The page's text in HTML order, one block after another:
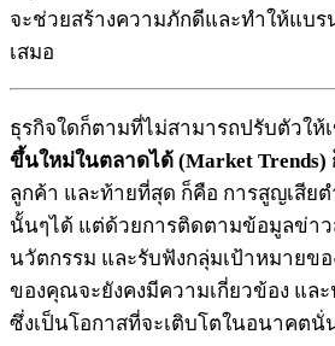
จะช่วยสร้างความภักดีและทำให้แบ
เสมอ
ธุรกิจใดก็ตามที่ไม่สามารถปรับตัวให้
ขึ้นใหม่ในตลาดได้ (Market Trends)
ลูกค้า และท้ายที่สุด ก็คือ การสูญเสีย
นั้นๆได้ แต่ด้วยการติดตามข้อมูลข่าว
นวัตกรรม และรับฟังกลุ่มเป้าหมายข
ของคุณจะยังคงมีความเกี่ยวข้อง แล
ซึ่งเป็นโอกาสที่จะเติบโตในอนาคตนั่